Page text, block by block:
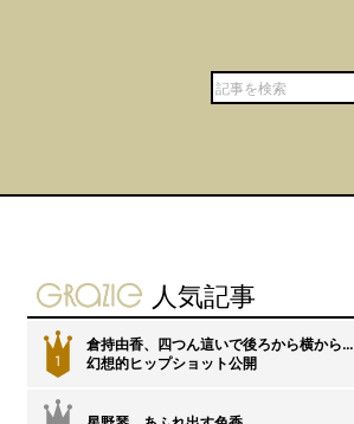
gravure-grazie
人気記事
1
倉持由香、四つん這いで後ろから横から…
幻想的ヒップショット公開